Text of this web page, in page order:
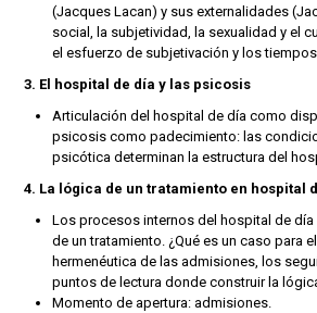
(Jacques Lacan) y sus externalidades
social, la subjetividad, la sexualidad y el
el esfuerzo de subjetivación y los
3. El hospital de día y las psicosis
Articulación del hospital de día como
psicosis como padecimiento: las
psicótica determinan la estructura del
4. La lógica de un tratamiento en hospital
Los procesos internos del hospital de
de un tratamiento. ¿Qué es un caso para
hermenéutica de las admisiones, los
puntos de lectura donde construir la
Momento de apertura: admisiones.